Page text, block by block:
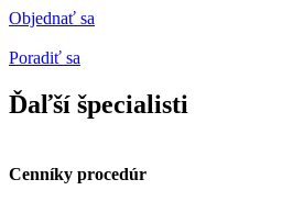
Objednať sa
Poradiť sa
Ďaľší špecialisti
Cenníky procedúr